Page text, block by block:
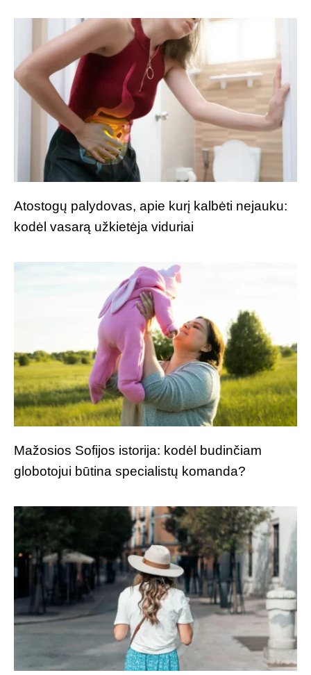
Atostogų palydovas, apie kurį kalbėti nejauku:
kodėl vasarą užkietėja viduriai
Mažosios Sofijos istorija: kodėl budinčiam
globotojui būtina specialistų komanda?